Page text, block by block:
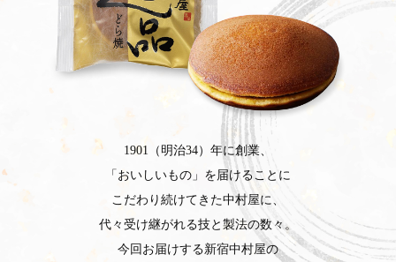
1901（明治34）年に創業、
「おいしいもの」を届けることに
こだわり続けてきた中村屋に、
代々受け継がれる技と製法の数々。
今回お届けする新宿中村屋の